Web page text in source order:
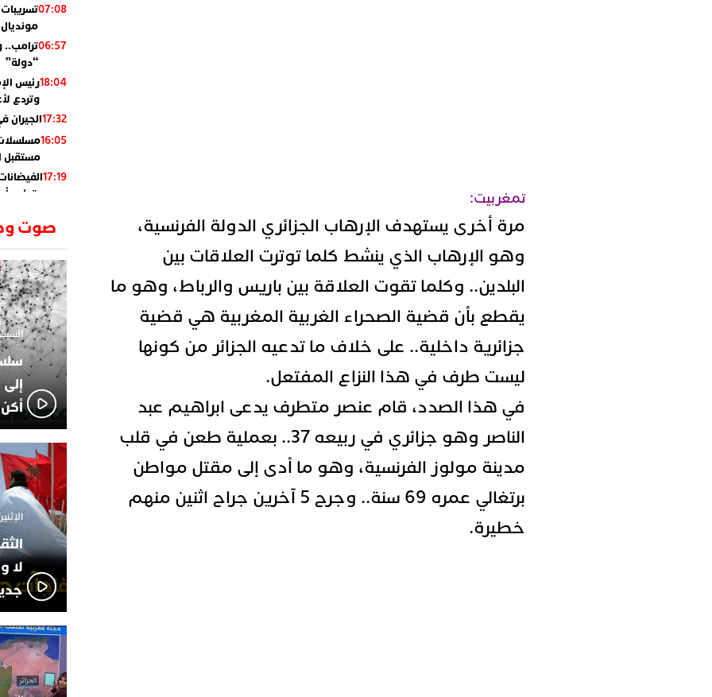
تمغربيت:
مرة أخرى يستهدف الإرهاب الجزائري الدولة الفرنسية،
وهو الإرهاب الذي ينشط كلما توترت العلاقات بين
البلدين.. وكلما تقوت العلاقة بين باريس والرباط، وهو ما
يقطع بأن قضية الصحراء الغربية المغربية هي قضية
جزائرية داخلية.. على خلاف ما تدعيه الجزائر من كونها
ليست طرف في هذا النزاع المفتعل.
في هذا الصدد، قام عنصر متطرف يدعى ابراهيم عبد
الناصر وهو جزائري في ربيعه 37.. بعملية طعن في قلب
مدينة مولوز الفرنسية، وهو ما أدى إلى مقتل مواطن
برتغالي عمره 69 سنة.. وجرح 5 آخرين جراح اثنين منهم
خطيرة.
07:08
مونديال 2010
06:57ترامب..
“دولة”
18:04رئيس
وتردع
17:32الجيران
16:05
مستقبل
17:19
وتطرح
الجزائر
وسقوط
02:06
الركراكي
01:55
هي
14:37
لاعبوا
صوت
السبت 1 فبراير 2025
الإثنين 18 نوفمبر
لا